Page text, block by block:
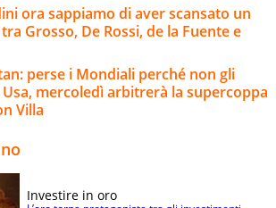
ora sappiamo di aver scansato un
Grosso, De Rossi, de la Fuente e
perse i Mondiali perché non gli
mercoledì arbitrerà la supercoppa
Villa
Investire in oro